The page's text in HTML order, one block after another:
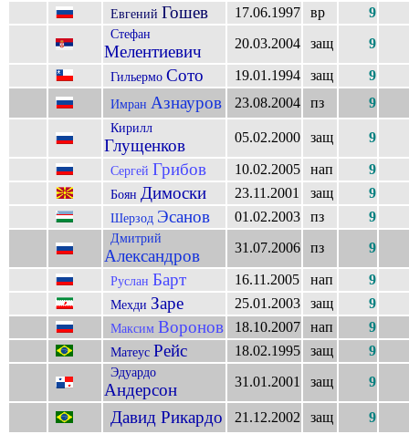
Евгений Гошев 17.06.1997 вр 9
Стефан
Мелентиевич 20.03.2004 защ 9
Гильермо Сото 19.01.1994 защ 9
Имран Азнауров 23.08.2004 пз 9
Кирилл
Глущенков 05.02.2000 защ 9
Сергей Грибов 10.02.2005 нап 9
Боян Димоски 23.11.2001 защ 9
Шерзод Эсанов 01.02.2003 пз 9
Дмитрий
Александров 31.07.2006 пз 9
Руслан Барт 16.11.2005 нап 9
Мехди Заре 25.01.2003 защ 9
Максим Воронов 18.10.2007 нап 9
Матеус Рейс 18.02.1995 защ 9
Эдуардо
Андерсон 31.01.2001 защ 9
Давид Рикардо 21.12.2002 защ
9